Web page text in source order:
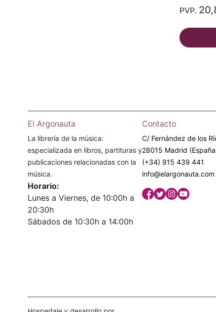
PVP.
El Argonauta
La librería de la música:
especializada en libros, partituras y
publicaciones relacionadas con la
música.
Horario:
Lunes a Viernes, de 10:00h a
20:30h
Sábados de 10:30h a 14:00h
Contacto
C/ Fernández de los
28015 Madrid
(+34) 915 439 441
info@elargonauta.com